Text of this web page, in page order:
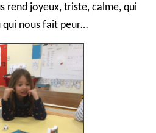
rend joyeux, triste, calme, qui
qui nous fait peur…